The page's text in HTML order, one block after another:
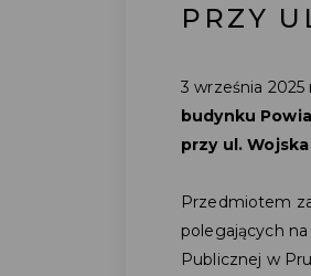
PRZY
3 września
budynku
przy ul.
Przedmiotem
polegających
Publicznej w